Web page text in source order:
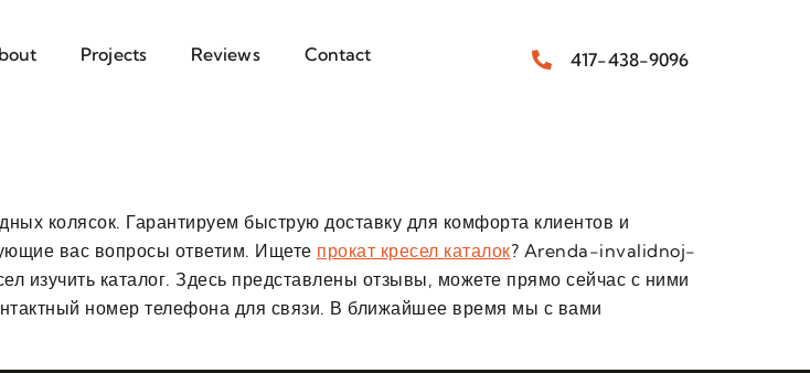
Projects Reviews Contact 417-438-9096
колясок. Гарантируем быструю доставку для комфорта клиентов и
вас вопросы ответим. Ищете прокат кресел каталок? Arenda-invalidnoj-
изучить каталог. Здесь представлены отзывы, можете прямо сейчас с ними
номер телефона для связи. В ближайшее время мы с вами